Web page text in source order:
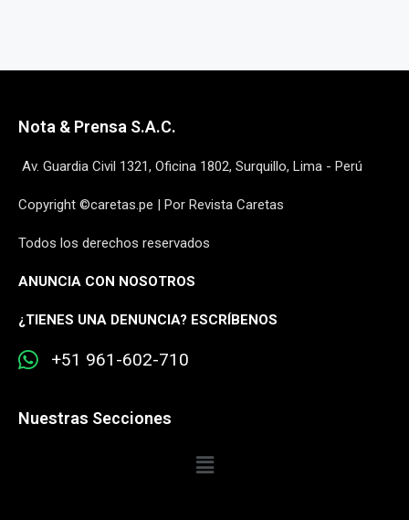
Nota & Prensa S.A.C.
Av. Guardia Civil 1321, Oficina 1802, Surquillo, Lima - Perú
Copyright ©caretas.pe | Por Revista Caretas
Todos los derechos reservados
ANUNCIA CON NOSOTROS
¿TIENES UNA DENUNCIA? ESCRÍBENOS
+51 961-602-710
Nuestras Secciones